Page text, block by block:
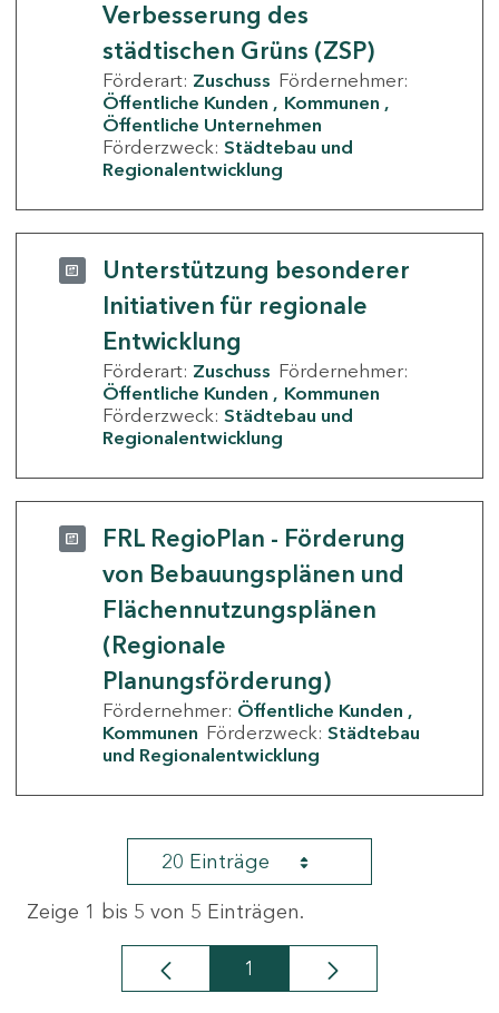
Verbesserung des
städtischen Grüns (ZSP)
Förderart: Zuschuss Fördernehmer:
Öffentliche Kunden
Kommunen
Öffentliche Unternehmen
Förderzweck: Städtebau und
Regionalentwicklung
Unterstützung besonderer
Initiativen für regionale
Entwicklung
Förderart: Zuschuss Fördernehmer:
Öffentliche Kunden
Kommunen
Förderzweck: Städtebau und
Regionalentwicklung
FRL RegioPlan - Förderung
von Bebauungsplänen und
Flächennutzungsplänen
(Regionale
Planungsförderung)
Fördernehmer: Öffentliche Kunden
Kommunen Förderzweck: Städtebau
und Regionalentwicklung
20 Einträge
Zeige 1 bis 5 von 5 Einträgen.
Seite
1